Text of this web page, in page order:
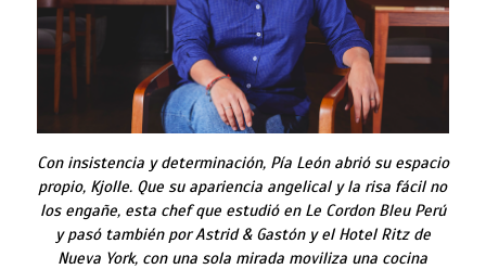
Con insistencia y determinación, Pía León abrió su espacio
propio, Kjolle. Que su apariencia angelical y la risa fácil no
los engañe, esta chef que estudió en Le Cordon Bleu Perú
y pasó también por Astrid & Gastón y el Hotel Ritz de
Nueva York, con una sola mirada moviliza una cocina